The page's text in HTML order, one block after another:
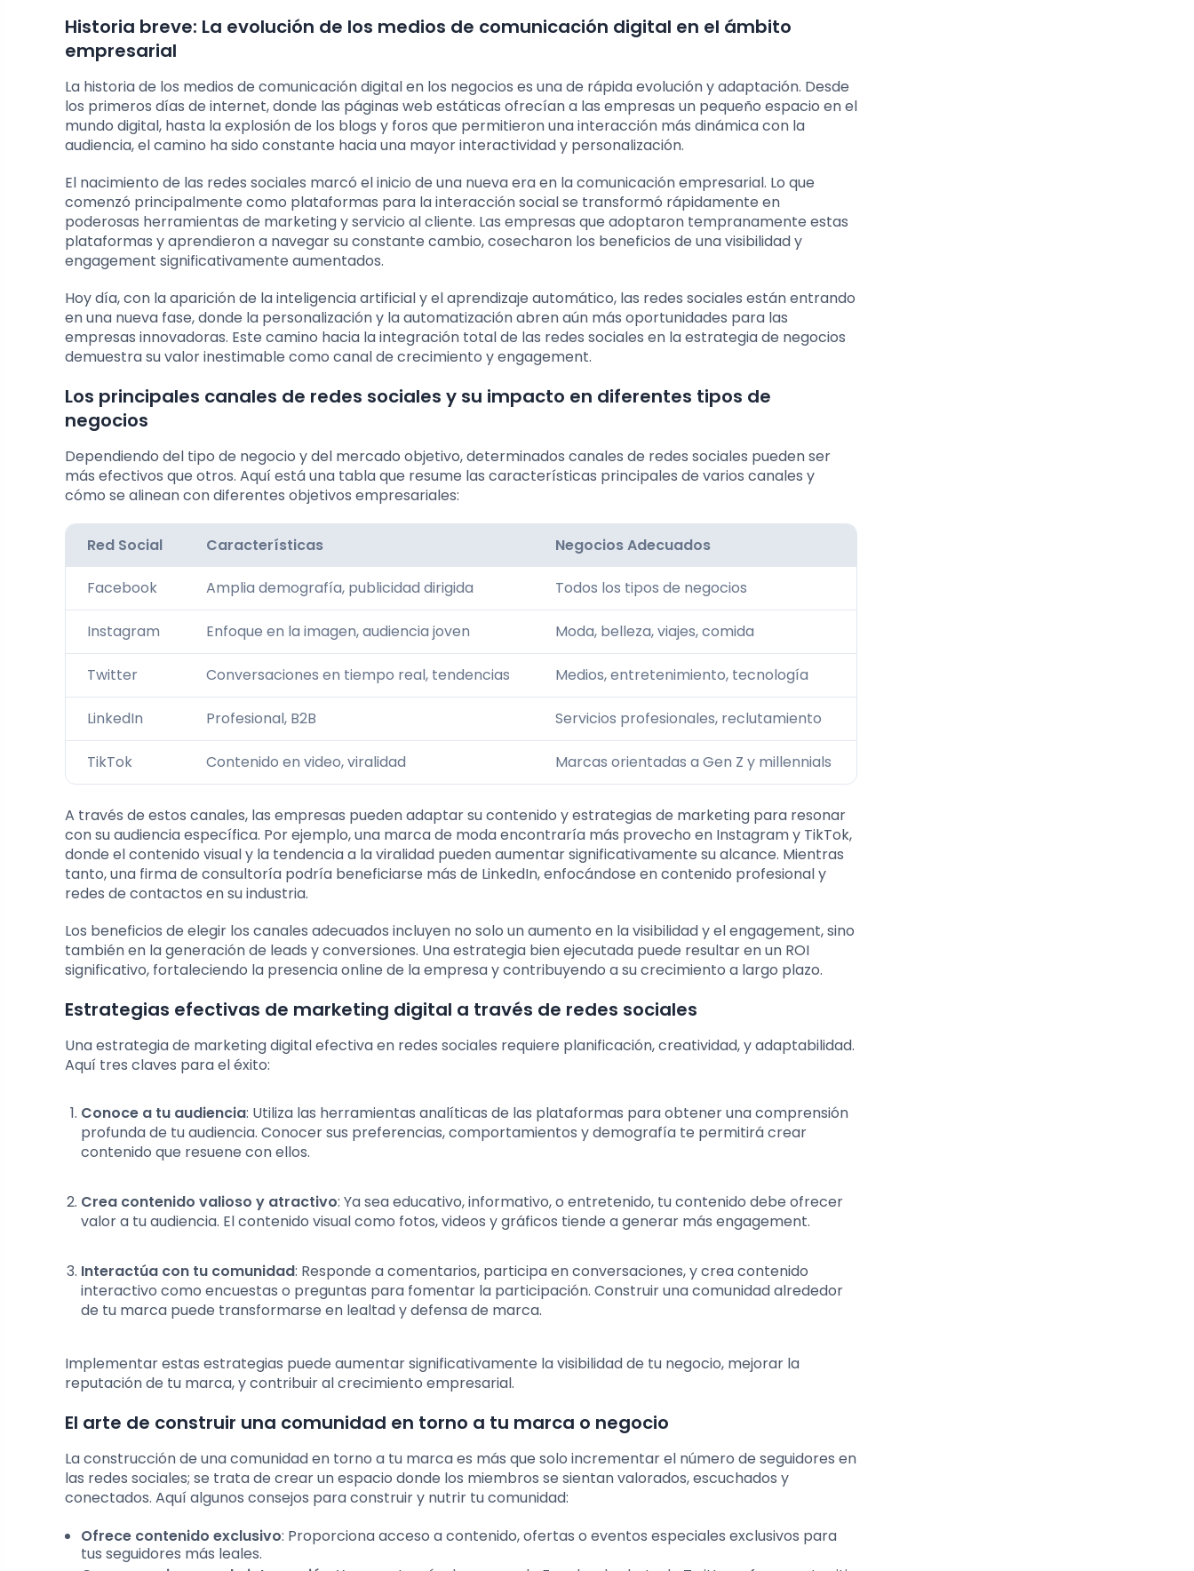
Historia breve: La evolución de los medios de comunicación digital en el ámbito
empresarial
La historia de los medios de comunicación digital en los negocios es una de rápida evolución y adaptación. Desde
los primeros días de internet, donde las páginas web estáticas ofrecían a las empresas un pequeño espacio en el
mundo digital, hasta la explosión de los blogs y foros que permitieron una interacción más dinámica con la
audiencia, el camino ha sido constante hacia una mayor interactividad y personalización.
El nacimiento de las redes sociales marcó el inicio de una nueva era en la comunicación empresarial. Lo que
comenzó principalmente como plataformas para la interacción social se transformó rápidamente en
poderosas herramientas de marketing y servicio al cliente. Las empresas que adoptaron tempranamente estas
plataformas y aprendieron a navegar su constante cambio, cosecharon los beneficios de una visibilidad y
engagement significativamente aumentados.
Hoy día, con la aparición de la inteligencia artificial y el aprendizaje automático, las redes sociales están entrando
en una nueva fase, donde la personalización y la automatización abren aún más oportunidades para las
empresas innovadoras. Este camino hacia la integración total de las redes sociales en la estrategia de negocios
demuestra su valor inestimable como canal de crecimiento y engagement.
Los principales canales de redes sociales y su impacto en diferentes tipos de
negocios
Dependiendo del tipo de negocio y del mercado objetivo, determinados canales de redes sociales pueden ser
más efectivos que otros. Aquí está una tabla que resume las características principales de varios canales y
cómo se alinean con diferentes objetivos empresariales:
Red Social Características Negocios Adecuados
Facebook Amplia demografía, publicidad dirigida Todos los tipos de negocios
Instagram Enfoque en la imagen, audiencia joven Moda, belleza, viajes, comida
Twitter Conversaciones en tiempo real, tendencias Medios, entretenimiento, tecnología
LinkedIn Profesional, B2B Servicios profesionales, reclutamiento
TikTok Contenido en video, viralidad Marcas orientadas a Gen Z y millennials
A través de estos canales, las empresas pueden adaptar su contenido y estrategias de marketing para resonar
con su audiencia específica. Por ejemplo, una marca de moda encontraría más provecho en Instagram y TikTok,
donde el contenido visual y la tendencia a la viralidad pueden aumentar significativamente su alcance. Mientras
tanto, una firma de consultoría podría beneficiarse más de LinkedIn, enfocándose en contenido profesional y
redes de contactos en su industria.
Los beneficios de elegir los canales adecuados incluyen no solo un aumento en la visibilidad y el engagement, sino
también en la generación de leads y conversiones. Una estrategia bien ejecutada puede resultar en un ROI
significativo, fortaleciendo la presencia online de la empresa y contribuyendo a su crecimiento a largo plazo.
Estrategias efectivas de marketing digital a través de redes sociales
Una estrategia de marketing digital efectiva en redes sociales requiere planificación, creatividad, y adaptabilidad.
Aquí tres claves para el éxito:
Conoce a tu audiencia: Utiliza las herramientas analíticas de las plataformas para obtener una comprensión
profunda de tu audiencia. Conocer sus preferencias, comportamientos y demografía te permitirá crear
contenido que resuene con ellos.
Crea contenido valioso y atractivo: Ya sea educativo, informativo, o entretenido, tu contenido debe ofrecer
valor a tu audiencia. El contenido visual como fotos, videos y gráficos tiende a generar más engagement.
Interactúa con tu comunidad: Responde a comentarios, participa en conversaciones, y crea contenido
interactivo como encuestas o preguntas para fomentar la participación. Construir una comunidad alrededor
de tu marca puede transformarse en lealtad y defensa de marca.
Implementar estas estrategias puede aumentar significativamente la visibilidad de tu negocio, mejorar la
reputación de tu marca, y contribuir al crecimiento empresarial.
El arte de construir una comunidad en torno a tu marca o negocio
La construcción de una comunidad en torno a tu marca es más que solo incrementar el número de seguidores en
las redes sociales; se trata de crear un espacio donde los miembros se sientan valorados, escuchados y
conectados. Aquí algunos consejos para construir y nutrir tu comunidad:
Ofrece contenido exclusivo: Proporciona acceso a contenido, ofertas o eventos especiales exclusivos para
tus seguidores más leales.